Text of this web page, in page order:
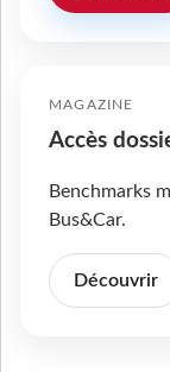
MAGAZINE
Accès
Benchmarks
Bus&Car.
Découvrir